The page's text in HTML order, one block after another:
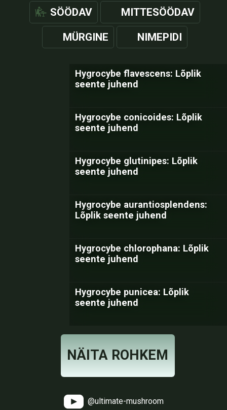
SÖÖDAV MITTESÖÖDAV
MÜRGINE NIMEPIDI
Hygrocybe flavescens: Lõplik
seente juhend
Hygrocybe conicoides: Lõplik
seente juhend
Hygrocybe glutinipes: Lõplik
seente juhend
Hygrocybe aurantiosplendens:
Lõplik seente juhend
Hygrocybe chlorophana: Lõplik
seente juhend
Hygrocybe punicea: Lõplik
seente juhend
NÄITA ROHKEM
@ultimate-mushroom